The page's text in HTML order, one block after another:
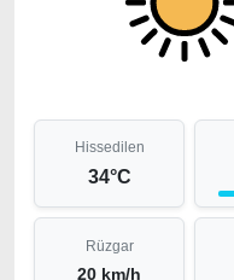
Hissedilen
34°C
Rüzgar
20 km/h